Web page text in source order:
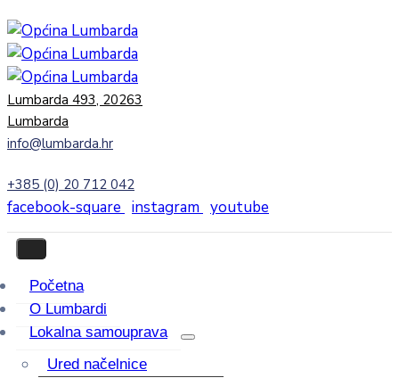
Lumbarda 493, 20263
Lumbarda
info@lumbarda.hr
+385 (0) 20 712 042
facebook-square instagram youtube
Početna
O Lumbardi
Lokalna samouprava
Ured načelnice